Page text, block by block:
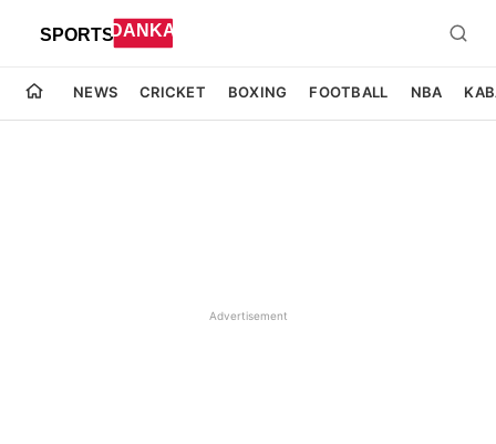
NEWS CRICKET BOXING FOOTBALL NBA
Advertisement